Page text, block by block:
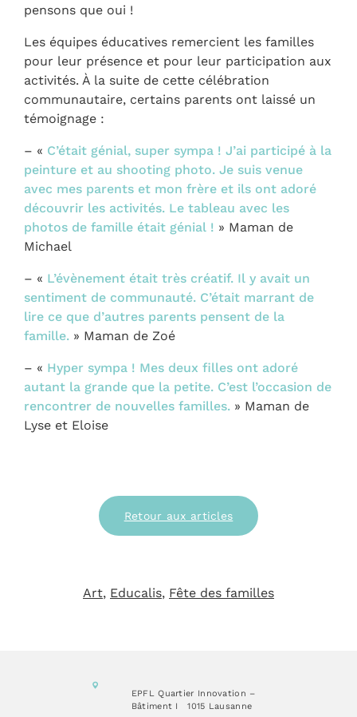
pensons que oui !
Les équipes éducatives remercient les familles
pour leur présence et pour leur participation aux
activités. À la suite de cette célébration
communautaire, certains parents ont laissé un
témoignage :
– « C’était génial, super sympa ! J’ai participé à la
peinture et au shooting photo. Je suis venue
avec mes parents et mon frère et ils ont adoré
découvrir les activités. Le tableau avec les
photos de famille était génial ! » Maman de
Michael
– « L’évènement était très créatif. Il y avait un
sentiment de communauté. C’était marrant de
lire ce que d’autres parents pensent de la
famille. » Maman de Zoé
– « Hyper sympa ! Mes deux filles ont adoré
autant la grande que la petite. C’est l’occasion de
rencontrer de nouvelles familles. » Maman de
Lyse et Eloise
Retour aux articles
Art, Educalis, Fête des familles
EPFL Quartier Innovation –
Bâtiment I1015 Lausanne